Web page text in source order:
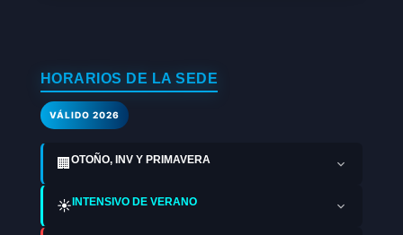
HORARIOS DE LA SEDE
VÁLIDO 2026
🏢 OTOÑO, INV Y PRIMAVERA
☀️INTENSIVO DE VERANO